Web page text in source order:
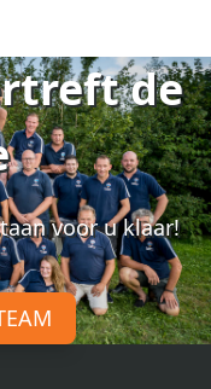
de
voor u klaar!